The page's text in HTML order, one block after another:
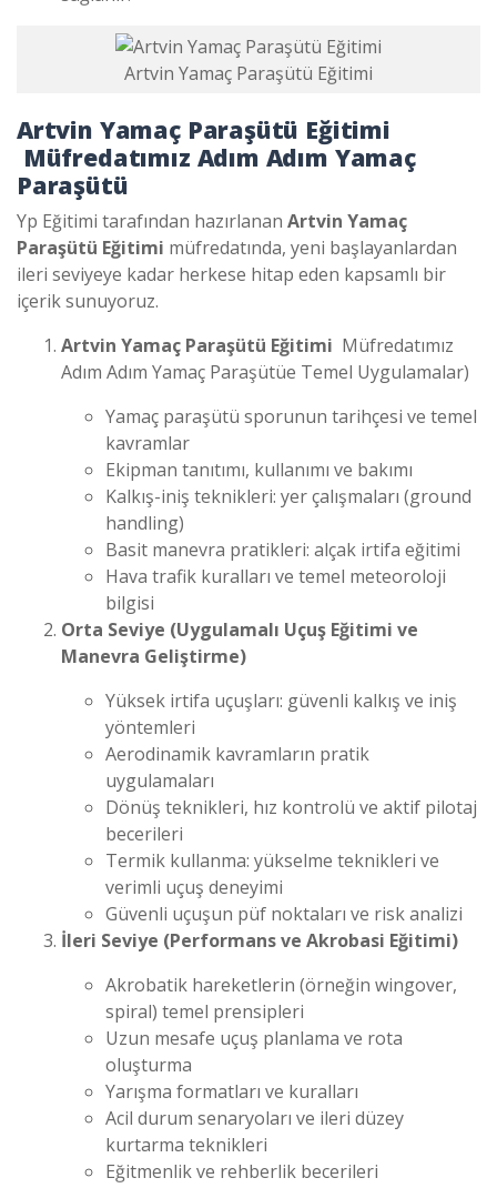
Artvin Yamaç Paraşütü Eğitimi
Artvin Yamaç Paraşütü Eğitimi
Müfredatımız Adım Adım Yamaç
Paraşütü
Yp Eğitimi tarafından hazırlanan Artvin Yamaç
Paraşütü Eğitimi müfredatında, yeni başlayanlardan
ileri seviyeye kadar herkese hitap eden kapsamlı bir
içerik sunuyoruz.
Artvin Yamaç Paraşütü Eğitimi Müfredatımız
Adım Adım Yamaç Paraşütüe Temel Uygulamalar)
Yamaç paraşütü sporunun tarihçesi ve temel
kavramlar
Ekipman tanıtımı, kullanımı ve bakımı
Kalkış-iniş teknikleri: yer çalışmaları (ground
handling)
Basit manevra pratikleri: alçak irtifa eğitimi
Hava trafik kuralları ve temel meteoroloji
bilgisi
Orta Seviye (Uygulamalı Uçuş Eğitimi ve
Manevra Geliştirme)
Yüksek irtifa uçuşları: güvenli kalkış ve iniş
yöntemleri
Aerodinamik kavramların pratik
uygulamaları
Dönüş teknikleri, hız kontrolü ve aktif pilotaj
becerileri
Termik kullanma: yükselme teknikleri ve
verimli uçuş deneyimi
Güvenli uçuşun püf noktaları ve risk analizi
İleri Seviye (Performans ve Akrobasi Eğitimi)
Akrobatik hareketlerin (örneğin wingover,
spiral) temel prensipleri
Uzun mesafe uçuş planlama ve rota
oluşturma
Yarışma formatları ve kuralları
Acil durum senaryoları ve ileri düzey
kurtarma teknikleri
Eğitmenlik ve rehberlik becerileri